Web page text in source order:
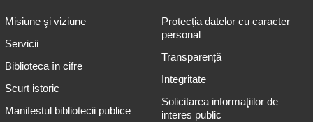
Misiune şi viziune
Servicii
Biblioteca în cifre
Scurt istoric
Manifestul bibliotecii publice
Protecția datelor cu caracter
personal
Transparență
Integritate
Solicitarea informaţiilor de
interes public